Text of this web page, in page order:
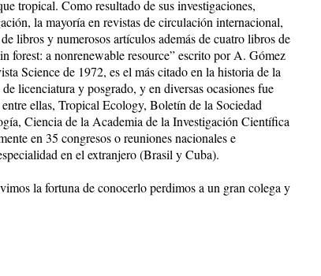
tropical. Como resultado de sus investigaciones,
la mayoría en revistas de circulación internacional,
libros y numerosos artículos además de cuatro libros de
a nonrenewable resource” escrito por A. Gómez
Science de 1972, es el más citado en la historia de la
licenciatura y posgrado, y en diversas ocasiones fue
ellas, Tropical Ecology, Boletín de la Sociedad
Ciencia de la Academia de la Investigación Científica
en 35 congresos o reuniones nacionales e
en el extranjero (Brasil y Cuba).
la fortuna de conocerlo perdimos a un gran colega y